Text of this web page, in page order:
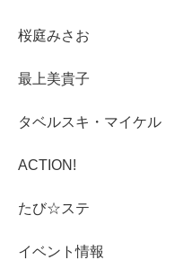
桜庭みさお
最上美貴子
タベルスキ・マイケル
ACTION!
たび☆ステ
イベント情報